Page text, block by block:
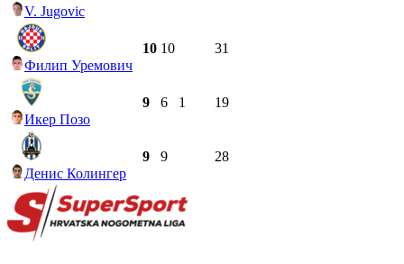
V. Jugovic
Филип Уремович
10 10 31
Икер Позо
9 6 1 19
Денис Колингер
9 9 28